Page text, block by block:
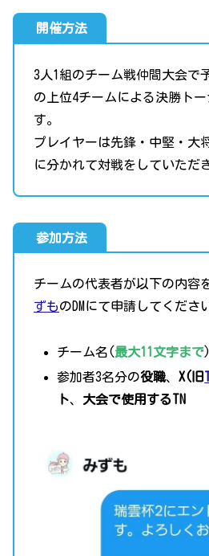
開催方法
3人1組のチーム戦仲間大会で
の上位4チームによる決勝ト
す。
プレイヤーは先鋒・中堅・大
に分かれて対戦をしていただ
参加方法
チームの代表者が以下の内容
ずものDMにて申請してくださ
チーム名(最大11文字まで)
参加者3名分の役職、 X(旧
ト、 大会で使用するTN